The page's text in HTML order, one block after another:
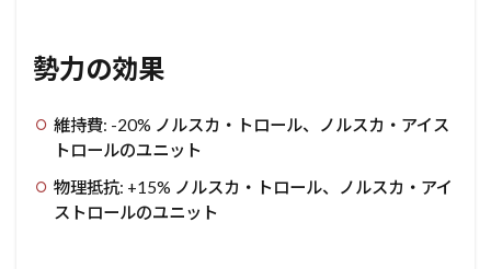
勢力の効果
維持費: -20% ノルスカ・トロール、ノルスカ・アイス
トロールのユニット
物理抵抗: +15% ノルスカ・トロール、ノルスカ・アイ
ストロールのユニット